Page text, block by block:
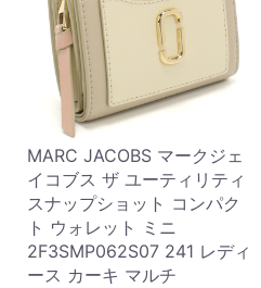
MARC JACOBS マークジェ
イコブス ザ ユーティリティ
スナップショット コンパク
ト ウォレット ミニ
2F3SMP062S07 241 レディ
ース カーキ マルチ